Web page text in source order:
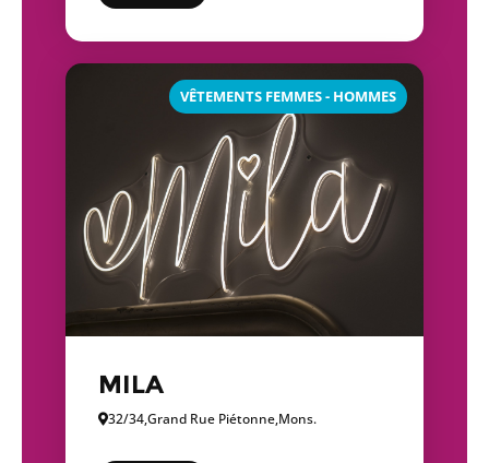
VÊTEMENTS FEMMES - HOMMES
MILA
32/34,Grand Rue Piétonne,Mons.